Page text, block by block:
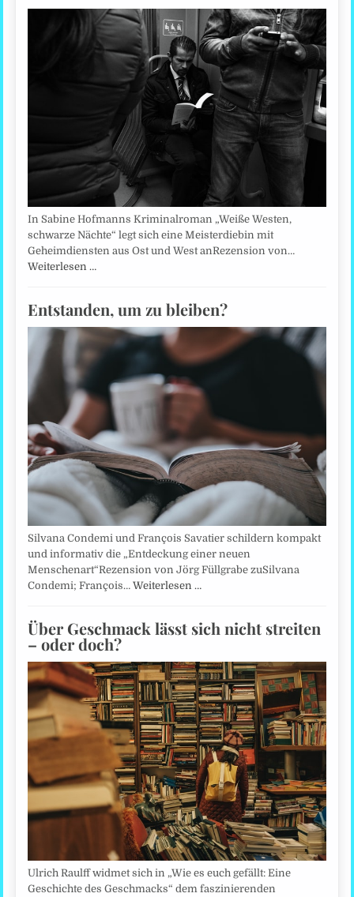
In Sabine Hofmanns Kriminalroman „Weiße Westen,
schwarze Nächte“ legt sich eine Meisterdiebin mit
Geheimdiensten aus Ost und West anRezension von…
Weiterlesen …
Entstanden, um zu bleiben?
Silvana Condemi und François Savatier schildern kompakt
und informativ die „Entdeckung einer neuen
Menschenart“Rezension von Jörg Füllgrabe zuSilvana
Condemi; François…Weiterlesen …
Über Geschmack lässt sich nicht streiten
– oder doch?
Ulrich Raulff widmet sich in „Wie es euch gefällt: Eine
Geschichte des Geschmacks“ dem faszinierenden